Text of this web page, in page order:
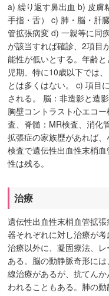
a) 繰り返す鼻出血 b) 皮膚
手指・舌） c) 肺・脳・肝
管拡張病変 d) 一親等に同
が該当すれば確診、2項目
能性が低いとする。年齢
児期、特に10歳以下では
とは多くはない。 c) 項目
される。 脳：非造影と造
胸壁コントラスト心エコ
査、脊髄：MR検査、消化
拡張症の家族歴があれば
検査で遺伝性出血性末梢
性は残る。
治療
遺伝性出血性末梢血管拡
器それぞれに対し治療が
治療以外に、凝固療法、
ある。脳の動静脈奇形に
線治療があるが、抗てん
われることもある。肺の